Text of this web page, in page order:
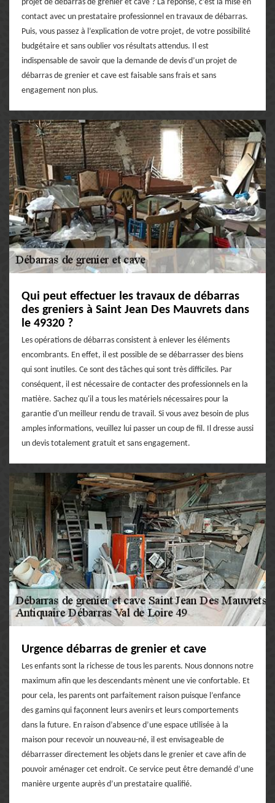
projet de débarras de grenier et cave ? La réponse, c’est la mise en
contact avec un prestataire professionnel en travaux de débarras.
Puis, vous passez à l’explication de votre projet, de votre possibilité
budgétaire et sans oublier vos résultats attendus. Il est
indispensable de savoir que la demande de devis d’un projet de
débarras de grenier et cave est faisable sans frais et sans
engagement non plus.
Qui peut effectuer les travaux de débarras
des greniers à Saint Jean Des Mauvrets dans
le 49320 ?
Les opérations de débarras consistent à enlever les éléments
encombrants. En effet, il est possible de se débarrasser des biens
qui sont inutiles. Ce sont des tâches qui sont très difficiles. Par
conséquent, il est nécessaire de contacter des professionnels en la
matière. Sachez qu'il a tous les matériels nécessaires pour la
garantie d'un meilleur rendu de travail. Si vous avez besoin de plus
amples informations, veuillez lui passer un coup de fil. Il dresse aussi
un devis totalement gratuit et sans engagement.
Urgence débarras de grenier et cave
Les enfants sont la richesse de tous les parents. Nous donnons notre
maximum afin que les descendants mènent une vie confortable. Et
pour cela, les parents ont parfaitement raison puisque l’enfance
des gamins qui façonnent leurs avenirs et leurs comportements
dans la future. En raison d’absence d’une espace utilisée à la
maison pour recevoir un nouveau-né, il est envisageable de
débarrasser directement les objets dans le grenier et cave afin de
pouvoir aménager cet endroit. Ce service peut être demandé d’une
manière urgente auprès d’un prestataire qualifié.